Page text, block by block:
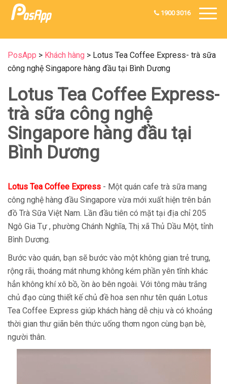
1900 3016
PosApp > Khách hàng > Lotus Tea Coffee Express- trà sữa
công nghệ Singapore hàng đầu tại Bình Dương
Lotus Tea Coffee Express-
trà sữa công nghệ
Singapore hàng đầu tại
Bình Dương
Lotus Tea Coffee Express - Một quán cafe trà sữa mang
công nghệ hàng đầu Singapore vừa mới xuất hiện trên bản
đồ Trà Sữa Việt Nam. Lần đầu tiên có mặt tại địa chỉ 205
Ngô Gia Tự , phường Chánh Nghĩa, Thị xã Thủ Dầu Một, tỉnh
Bình Dương.
Bước vào quán, bạn sẽ bước vào một không gian trẻ trung,
rộng rãi, thoáng mát nhưng không kém phần yên tĩnh khác
hẳn không khí xô bồ, ồn ào bên ngoài. Với tông màu trắng
chủ đạo cùng thiết kế chủ đề hoa sen như tên quán Lotus
Tea Coffee Express giúp khách hàng dễ chịu và có khoảng
thời gian thư giãn bên thức uống thơm ngon cùng bạn bè,
người thân.